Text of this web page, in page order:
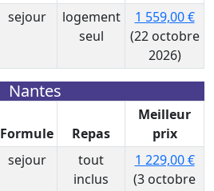
sejour
logement
seul
1 559,00 €
(22 octobre
2026)
Nantes
Formule Repas
Meilleur
prix
sejour
tout
inclus
1 229,00 €
(3 octobre